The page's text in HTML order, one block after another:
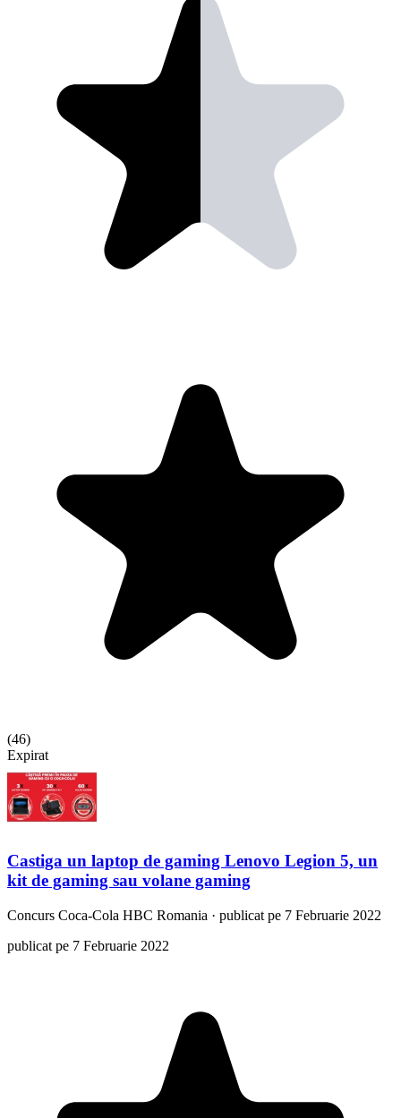
(46)
Expirat
Castiga un laptop de gaming Lenovo Legion 5, un
kit de gaming sau volane gaming
Concurs Coca-Cola HBC Romania · publicat pe 7 Februarie 2022
publicat pe 7 Februarie 2022